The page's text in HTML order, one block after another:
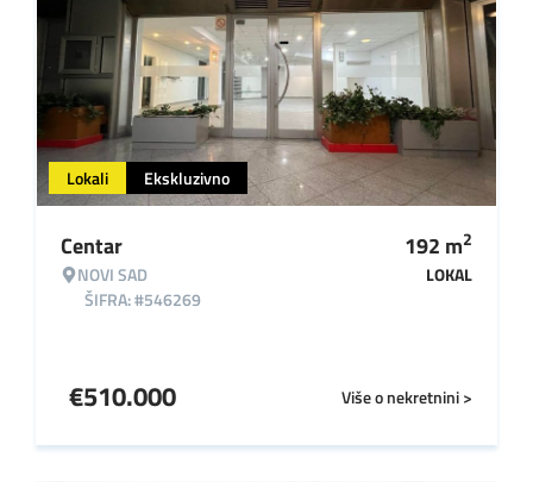
Lokali Ekskluzivno
Centar
NOVI SAD
ŠIFRA: #546269
192 m2
LOKAL
Više o nekretnini >
€510.000